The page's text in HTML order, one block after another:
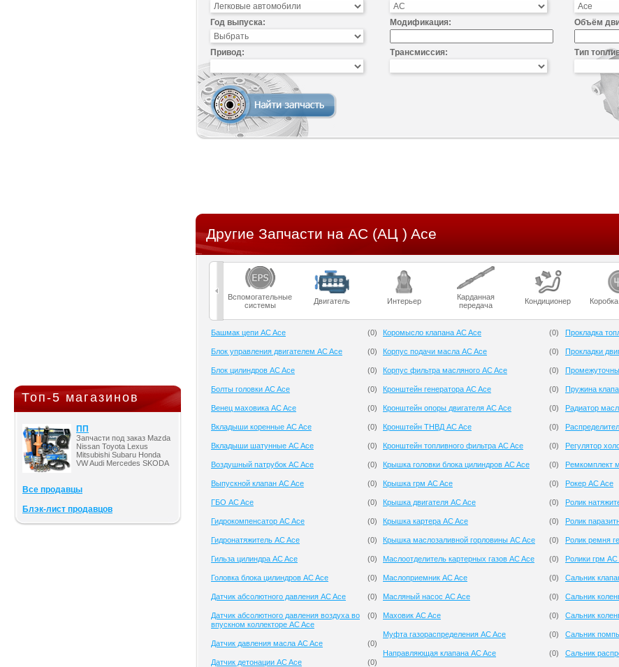
Топ-5 магазинов
ПП
Запчасти под заказ Mazda
Nissan Toyota Lexus
Mitsubishi Subaru Honda
VW Audi Mercedes SKODA
Все продавцы
Блэк-лист продавцов
Год выпуска: Модификация: Объём
Привод: Трансмиссия: Тип
Другие Запчасти на AC (АЦ ) Ace
Вспомогательные
системы
Двигатель Интерьер
Карданная
передача
Кондиционер
Башмак цепи AC Ace (0)
Блок управления двигателем AC Ace (0)
Блок цилиндров AC Ace (0)
Болты головки AC Ace (0)
Венец маховика AC Ace (0)
Вкладыши коренные AC Ace (0)
Вкладыши шатунные AC Ace (0)
Воздушный патрубок AC Ace (0)
Выпускной клапан AC Ace (0)
ГБО AC Ace (0)
Гидрокомпенсатор AC Ace (0)
Гидронатяжитель AC Ace (0)
Гильза цилиндра AC Ace (0)
Головка блока цилиндров AC Ace (0)
Датчик абсолютного давления AC Ace (0)
Датчик абсолютного давления воздуха во
впускном коллекторе AC Ace
(0)
Датчик давления масла AC Ace (0)
Датчик детонации AC Ace (0)
Коромысло клапана AC Ace (0)
Корпус подачи масла AC Ace (0)
Корпус фильтра масляного AC Ace (0)
Кронштейн генератора AC Ace (0)
Кронштейн опоры двигателя AC Ace (0)
Кронштейн ТНВД AC Ace (0)
Кронштейн топливного фильтра AC Ace (0)
Крышка головки блока цилиндров AC Ace (0)
Крышка грм AC Ace (0)
Крышка двигателя AC Ace (0)
Крышка картера AC Ace (0)
Крышка маслозаливной горловины AC Ace (0)
Маслоотделитель картерных газов AC Ace (0)
Маслоприемник AC Ace (0)
Масляный насос AC Ace (0)
Маховик AC Ace (0)
Муфта газораспределения AC Ace (0)
Направляющая клапана AC Ace (0)
Прокладка
Прокладки
Пружина
Радиатор
Регулятор
Ремкомплект
Рокер AC Ace
Ролик
Ролик
Ролик ремня
Ролики грм AC
Сальник
Сальник
Сальник
Сальник
Сальник